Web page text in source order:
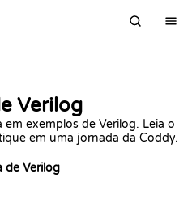
Verilog
em exemplos de Verilog. Leia o
em uma jornada da Coddy.
de Verilog